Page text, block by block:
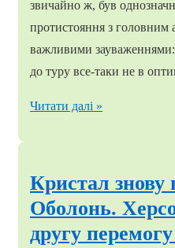
звичайно ж, був
протистояння з головним
важливими
до туру все-таки не в
Верес
поспіль
виграв
вдома.
Читати далі »
Кристал знову
Оболонь.
другу перемогу